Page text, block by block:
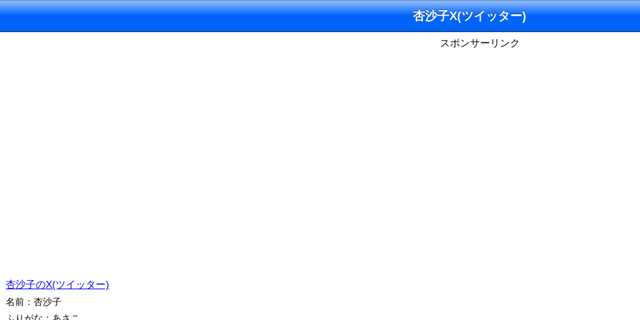
杏沙子X(ツイッター)
スポンサーリンク
杏沙子のX(ツイッター)
名前：杏沙子